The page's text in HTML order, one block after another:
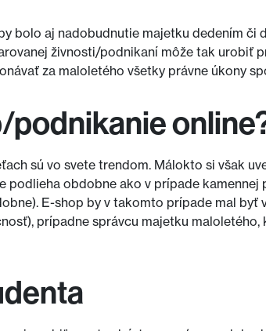
bolo aj nadobudnutie majetku dedením či
živnosti/podnikaní môže tak urobiť
za maloletého všetky právne úkony
podnikanie
sú vo svete trendom. Málokto si však
obdobne ako v prípade
E-shop by v takomto prípade mal byť
prípadne správcu majetku